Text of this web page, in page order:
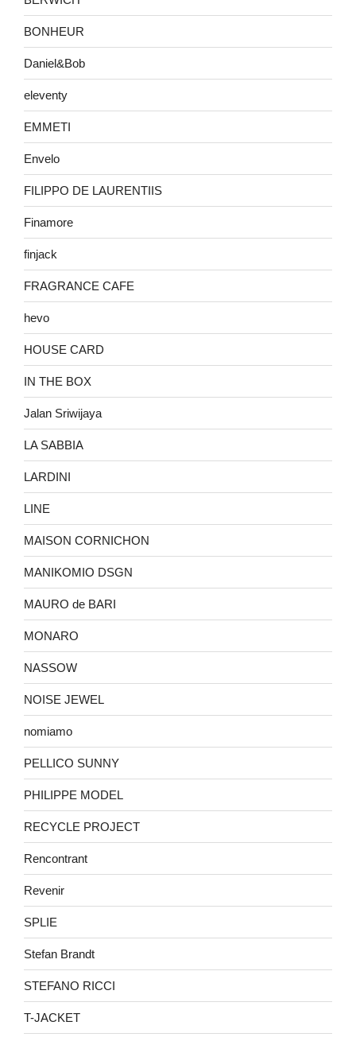
BONHEUR
Daniel&Bob
eleventy
EMMETI
Envelo
FILIPPO DE LAURENTIIS
Finamore
finjack
FRAGRANCE CAFE
hevo
HOUSE CARD
IN THE BOX
Jalan Sriwijaya
LA SABBIA
LARDINI
LINE
MAISON CORNICHON
MANIKOMIO DSGN
MAURO de BARI
MONARO
NASSOW
NOISE JEWEL
nomiamo
PELLICO SUNNY
PHILIPPE MODEL
RECYCLE PROJECT
Rencontrant
Revenir
SPLIE
Stefan Brandt
STEFANO RICCI
T-JACKET